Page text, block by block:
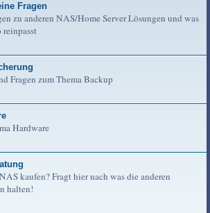
Fragen
zu anderen NAS/Home Server Lösungen und was
Fragen zum Thema Backup
Hardware
kaufen? Fragt hier nach was die anderen
halten!